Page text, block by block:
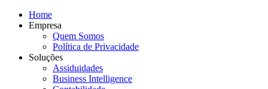
Home
Empresa
Quem Somos
Política de Privacidade
Soluções
Assiduidades
Business Intelligence